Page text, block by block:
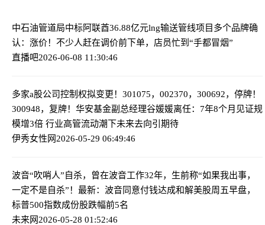
中石油管道局中标阿联酋36.88亿元lng输送管线项目 多个品牌确
认：涨价！不少人赶在调价前下单，店员忙到“手都冒烟”
直播吧2026-06-08 11:30:46
多家a股公司控制权拟变更！301075，002370，300692，停牌！
300948，复牌！ 华安基金副总经理谷媛媛离任：7年8个月见证规
模增3倍 行业高管流动潮下未来去向引期待
伊秀女性网2026-05-29 06:49:46
波音“吹哨人”自杀，曾在波音工作32年，生前称“如果我出事，
一定不是自杀”！最新：波音同意付钱达成和解美股周五早盘，
标普500指数成份股跌幅前5名
未来网2026-05-28 01:52:46